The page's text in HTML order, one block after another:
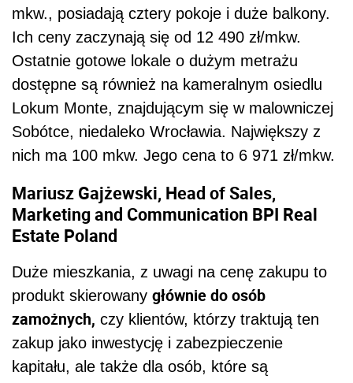
mkw., posiadają cztery pokoje i duże balkony.
Ich ceny zaczynają się od 12 490 zł/mkw.
Ostatnie gotowe lokale o dużym metrażu
dostępne są również na kameralnym osiedlu
Lokum Monte, znajdującym się w malowniczej
Sobótce, niedaleko Wrocławia. Największy z
nich ma 100 mkw. Jego cena to 6 971 zł/mkw.
Mariusz Gajżewski, Head of Sales,
Marketing and Communication BPI Real
Estate Poland
Duże mieszkania, z uwagi na cenę zakupu to
produkt skierowany głównie do osób
zamożnych, czy klientów, którzy traktują ten
zakup jako inwestycję i zabezpieczenie
kapitału, ale także dla osób, które są